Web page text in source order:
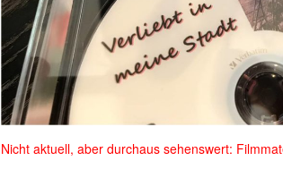
Nicht aktuell, aber durchaus sehenswert: